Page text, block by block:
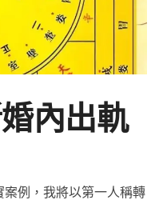
內出軌
例，我將以第一人稱轉